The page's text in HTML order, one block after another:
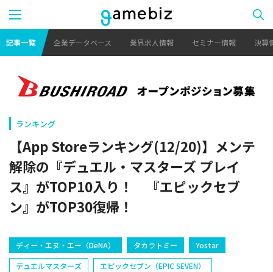
記事一覧 企業データベース 業界求人情報 セミナー情報 決算
ランキング
【App Storeランキング(12/20)】メンテ
解除の『デュエル・マスターズ プレイ
ス』がTOP10入り！ 『エピックセブ
ン』がTOP30復帰！
ディー・エヌ・エー（DeNA） タカラトミー
Yostar
デュエルマスターズ
エピックセブン（EPIC SEVEN）